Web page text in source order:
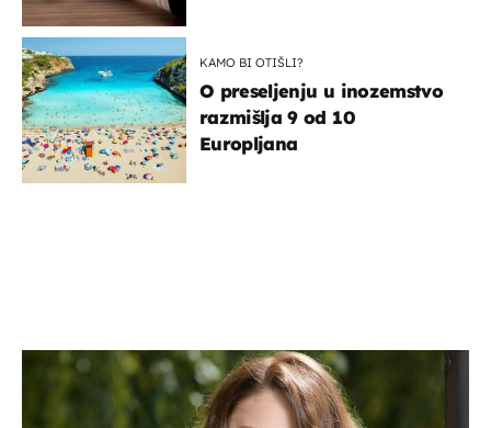
KAMO BI OTIŠLI?
O preseljenju u inozemstvo
razmišlja 9 od 10
Europljana